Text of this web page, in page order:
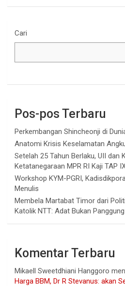
Cari
Pos-pos Terbaru
Perkembangan Shincheonji di
Anatomi Krisis Keselamatan
Setelah 25 Tahun Berlaku, UII dan
Ketatanegaraan MPR RI Kaji TAP
Workshop KYM-PGRI,
Menulis
Membela Martabat Timor dari
Katolik NTT: Adat Bukan
Komentar Terbaru
Mikaell Sweetdhiani Hanggoro
Harga BBM, Dr R Stevanus: akan